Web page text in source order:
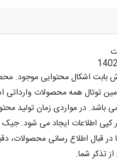
بابت اشکال محتوایی موجود.
آمین توتال همه محصولات
باشد. در مواردی زمان تولید
کپی اطلاعات ایجاد می شود. جیک
در قبال اطلاع رسانی محصولات،
تذکر شما.